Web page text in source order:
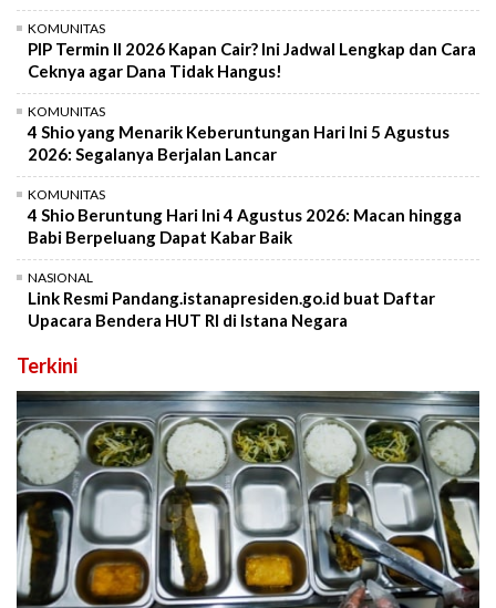
KOMUNITAS
PIP Termin II 2026 Kapan Cair? Ini Jadwal Lengkap dan Cara
Ceknya agar Dana Tidak Hangus!
KOMUNITAS
4 Shio yang Menarik Keberuntungan Hari Ini 5 Agustus
2026: Segalanya Berjalan Lancar
KOMUNITAS
4 Shio Beruntung Hari Ini 4 Agustus 2026: Macan hingga
Babi Berpeluang Dapat Kabar Baik
NASIONAL
Link Resmi Pandang.istanapresiden.go.id buat Daftar
Upacara Bendera HUT RI di Istana Negara
Terkini